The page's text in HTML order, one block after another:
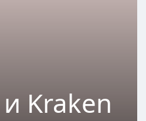
Kraken